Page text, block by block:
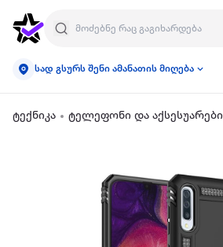
სად გსურს შენი ამანათის მიღება
ტექნიკა ტელეფონი და აქსესუარები